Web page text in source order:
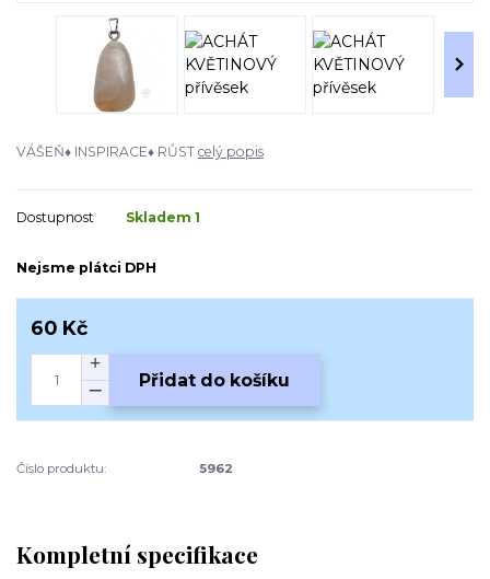
VÁŠEŇ♦ INSPIRACE♦ RŮST celý popis
Dostupnost Skladem 1
Nejsme plátci DPH
60 Kč
Přidat do košíku
Číslo produktu: 5962
Kompletní specifikace